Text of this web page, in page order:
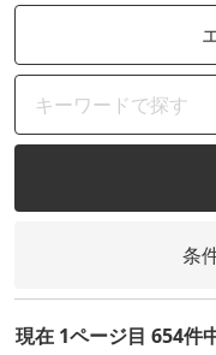
条
現在 1ページ目 654件